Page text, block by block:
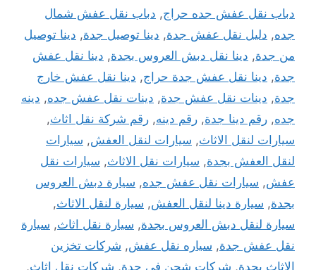
دباب نقل عفش جده حراج, دباب نقل عفش شمال
جده, دليل نقل عفش جدة, دينا توصيل جدة, دينا توصيل
من جدة, دينا نقل دبش العروس بجدة, دينا نقل عفش
جدة, دينا نقل عفش جدة حراج, دينا نقل عفش خارج
جدة, دينات نقل عفش جدة, دينات نقل عفش جده, دينه
جده, رقم دينا جدة, رقم دينه, رقم شركة نقل اثاث,
سيارات لنقل الاثاث, سيارات لنقل العفش, سيارات
لنقل العفش بجدة, سيارات نقل الاثاث, سيارات نقل
عفش, سيارات نقل عفش جده, سيارة دبش العروس
بجدة, سيارة دينا لنقل العفش, سيارة لنقل الاثاث,
سيارة لنقل دبش العروس بجدة, سيارة نقل اثاث, سيارة
نقل عفش جدة, سياره نقل عفش, شركات تخزين
الاثاث بجدة, شركات شحن في جدة, شركات نقل اثاث,